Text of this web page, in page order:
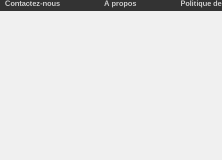
Contactez-nous À propos Politique